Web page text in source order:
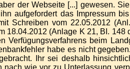
der Webseite [...] gewesen.
aufgefordert das Impressum
Schreiben vom 22.05.2012
(Anlage K 21, BI. 148
beim
habe es nicht
Ihr sei deshalb
wie vor zu Unterlassung